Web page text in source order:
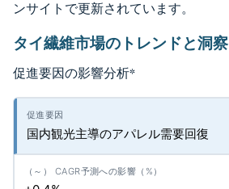
ンサイトで更新されています。
タイ繊維市場のトレンドと洞察
促進要因の影響分析*
国内観光主導のアパレル需要回復